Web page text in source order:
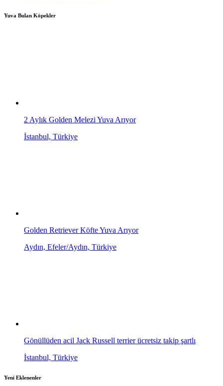
Yuva Bulan Köpekler
2 Aylık Golden Melezi Yuva Arıyor
İstanbul, Türkiye
Golden Retriever Köfte Yuva Arıyor
Aydın, Efeler/Aydın, Türkiye
Gönüllüden acil Jack Russell terrier ücretsiz takip şartlı
İstanbul, Türkiye
Yeni Eklenenler